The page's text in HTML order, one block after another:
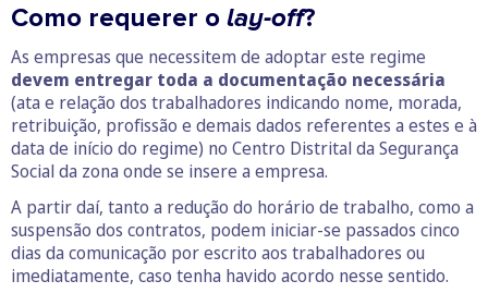
Como requerer o lay-off?
As empresas que necessitem de adoptar este regime
devem entregar toda a documentação necessária
(ata e relação dos trabalhadores indicando nome, morada,
retribuição, profissão e demais dados referentes a estes e à
data de início do regime) no Centro Distrital da Segurança
Social da zona onde se insere a empresa.
A partir daí, tanto a redução do horário de trabalho, como a
suspensão dos contratos, podem iniciar-se passados cinco
dias da comunicação por escrito aos trabalhadores ou
imediatamente, caso tenha havido acordo nesse sentido.